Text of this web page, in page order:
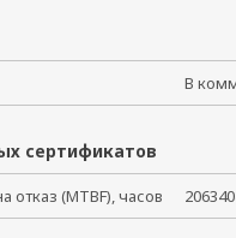
В
сертификатов
(MTBF), часов